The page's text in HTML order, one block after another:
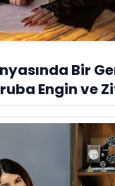
Bir
Engin ve